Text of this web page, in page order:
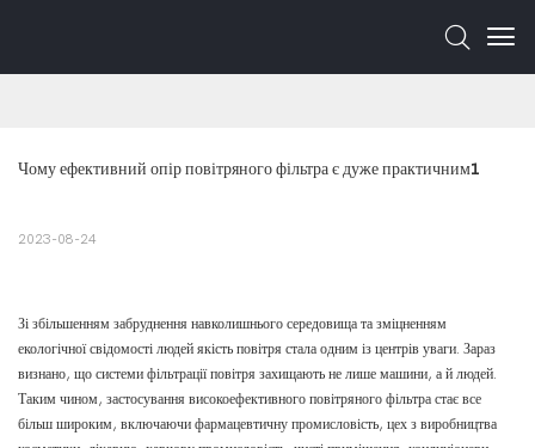
Чому ефективний опір повітряного фільтра є дуже практичним1
2023-08-24
Зі збільшенням забруднення навколишнього середовища та зміцненням
екологічної свідомості людей якість повітря стала одним із центрів уваги. Зараз
визнано, що системи фільтрації повітря захищають не лише машини, а й людей.
Таким чином, застосування високоефективного повітряного фільтра стає все
більш широким, включаючи фармацевтичну промисловість, цех з виробництва